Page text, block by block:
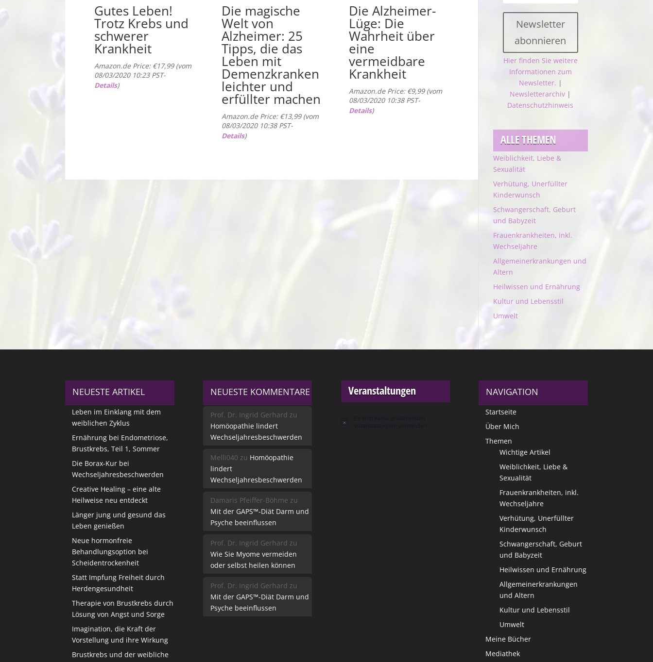
Gutes Leben!
Trotz Krebs und
schwerer
Krankheit
Amazon.de Price: €17,99(vom
08/03/2020 10:23 PST-
Details)
Die magische
Welt von
Alzheimer: 25
Tipps, die das
Leben mit
Demenzkranken
leichter und
erfüllter machen
Amazon.de Price: €13,99(vom
08/03/2020 10:38 PST-
Details)
Die Alzheimer-
Lüge: Die
Wahrheit über
eine
vermeidbare
Krankheit
Amazon.de Price: €9,99(vom
08/03/2020 10:38 PST-
Details)
Newsletter
abonnieren
Hier finden Sie weitere
Informationen zum
Newsletter. |
Newsletterarchiv |
Datenschutzhinweis
ALLE THEMEN
Weiblichkeit, Liebe &
Sexualität
Verhütung, Unerfüllter
Kinderwunsch
Schwangerschaft, Geburt
und Babyzeit
Frauenkrankheiten, inkl.
Wechseljahre
Allgemeinerkrankungen und
Altern
Heilwissen und Ernährung
Kultur und Lebensstil
Umwelt
NEUESTE ARTIKEL
Leben im Einklang mit dem
weiblichen Zyklus
Ernährung bei Endometriose,
Brustkrebs, Teil 1, Sommer
Die Borax-Kur bei
Wechseljahresbeschwerden
Creative Healing – eine alte
Heilweise neu entdeckt
Länger jung und gesund das
Leben genießen
Neue hormonfreie
Behandlungsoption bei
Scheidentrockenheit
Statt Impfung Freiheit durch
Herdengesundheit
Therapie von Brustkrebs durch
Lösung von Angst und Sorge
Imagination, die Kraft der
Vorstellung und ihre Wirkung
Brustkrebs und der weibliche
NEUESTE KOMMENTARE
Prof. Dr. Ingrid Gerhard zu
Homöopathie lindert
Wechseljahresbeschwerden
Melli040 zu Homöopathie
lindert
Wechseljahresbeschwerden
Damaris Pfeiffer-Böhme zu
Mit der GAPS™-Diät Darm und
Psyche beeinflussen
Prof. Dr. Ingrid Gerhard zu
Wie Sie Myome vermeiden
oder selbst heilen können
Prof. Dr. Ingrid Gerhard zu
Mit der GAPS™-Diät Darm und
Psyche beeinflussen
Veranstaltungen
Hinweis
NAVIGATION
Startseite
Über Mich
Themen
Wichtige Artikel
Weiblichkeit, Liebe &
Sexualität
Frauenkrankheiten, inkl.
Wechseljahre
Verhütung, Unerfüllter
Kinderwunsch
Schwangerschaft, Geburt
und Babyzeit
Heilwissen und Ernährung
Allgemeinerkrankungen
und Altern
Kultur und Lebensstil
Umwelt
Meine Bücher
Mediathek